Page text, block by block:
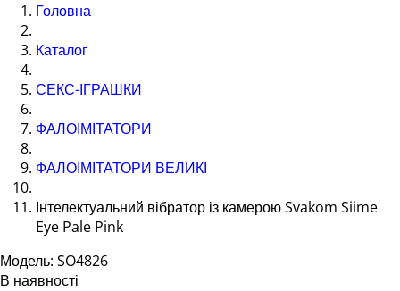
Головна
Каталог
СЕКС-ІГРАШКИ
ФАЛОІМІТАТОРИ
ФАЛОІМІТАТОРИ ВЕЛИКІ
Інтелектуальний вібратор із камерою Svakom Siime
Eye Pale Pink
Модель: SO4826
В наявності